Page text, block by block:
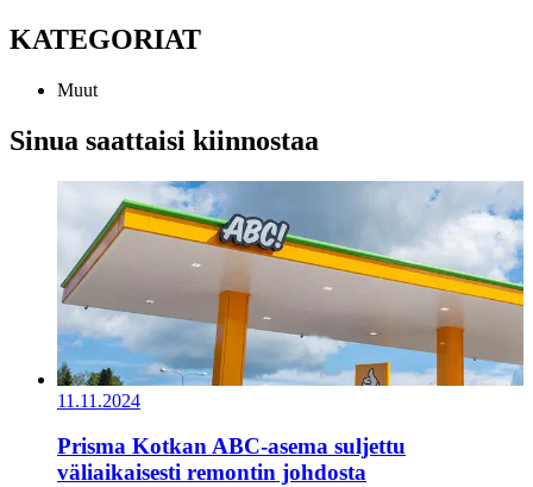
KATEGORIAT
Muut
Sinua saattaisi kiinnostaa
11.11.2024
Prisma Kotkan ABC-asema suljettu
väliaikaisesti remontin johdosta